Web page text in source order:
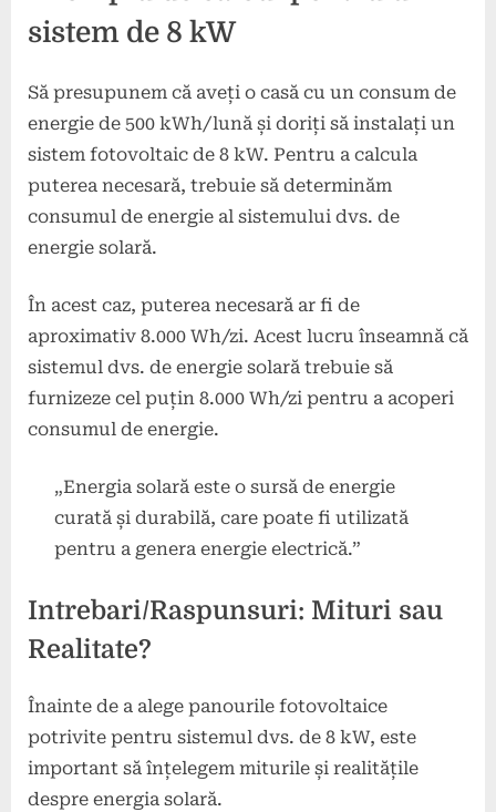
sistem de 8 kW
Să presupunem că aveți o casă cu un consum de
energie de 500 kWh/lună și doriți să instalați un
sistem fotovoltaic de 8 kW. Pentru a calcula
puterea necesară, trebuie să determinăm
consumul de energie al sistemului dvs. de
energie solară.
În acest caz, puterea necesară ar fi de
aproximativ 8.000 Wh/zi. Acest lucru înseamnă că
sistemul dvs. de energie solară trebuie să
furnizeze cel puțin 8.000 Wh/zi pentru a acoperi
consumul de energie.
„Energia solară este o sursă de energie
curată și durabilă, care poate fi utilizată
pentru a genera energie electrică.”
Intrebari/Raspunsuri: Mituri sau
Realitate?
Înainte de a alege panourile fotovoltaice
potrivite pentru sistemul dvs. de 8 kW, este
important să înțelegem miturile și realitățile
despre energia solară.